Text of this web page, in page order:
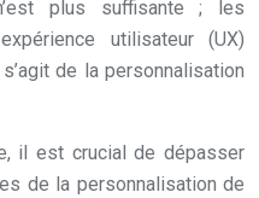
plus suffisante ; les
utilisateur (UX)
de la personnalisation
il est crucial de dépasser
de la personnalisation de